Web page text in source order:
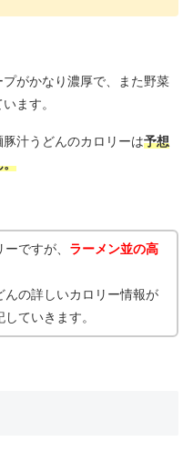
がかなり濃厚で、また野菜
ます。
汁うどんのカロリーは予想
。
ですが、 ラーメン並の高
んの詳しいカロリー情報が
ていきます。